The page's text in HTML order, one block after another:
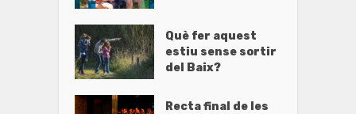
Què fer aquest
estiu sense sortir
del Baix?
Recta final de les